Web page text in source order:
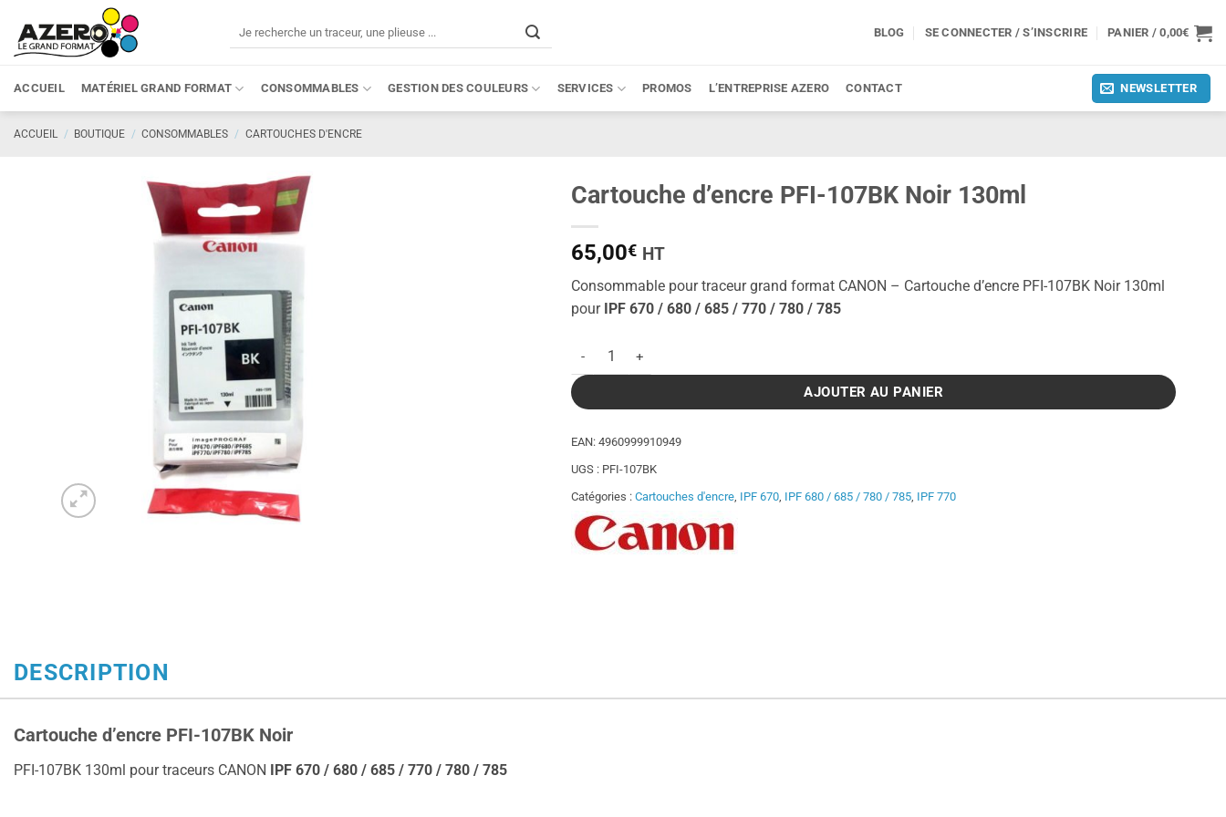
contenu
BLOG SE CONNECTER / S’INSCRIRE PANIER /0,00€
ACCUEIL MATÉRIEL GRAND FORMAT CONSOMMABLES GESTION DES COULEURS SERVICES PROMOS L’ENTREPRISE AZERO CONTACT NEWSLETTER
ACCUEIL / BOUTIQUE / CONSOMMABLES / CARTOUCHES D'ENCRE
Cartouche d’encre PFI-107BK Noir 130ml
65,00€ HT
Consommable pour traceur grand format CANON – Cartouche d’encre PFI-107BK Noir 130ml
pour IPF 670 / 680 / 685 / 770 / 780 / 785
quantité de Cartouche d'encre PFI-107BK Noir 130ml
AJOUTER AU PANIER
EAN:4960999910949
UGS : PFI-107BK
Catégories :Cartouches d'encre IPF 670 IPF 680 / 685 / 780 / 785 IPF 770
DESCRIPTION
Cartouche d’encre PFI-107BK Noir
PFI-107BK 130ml pour traceurs CANON IPF 670 / 680 / 685 / 770 / 780 / 785